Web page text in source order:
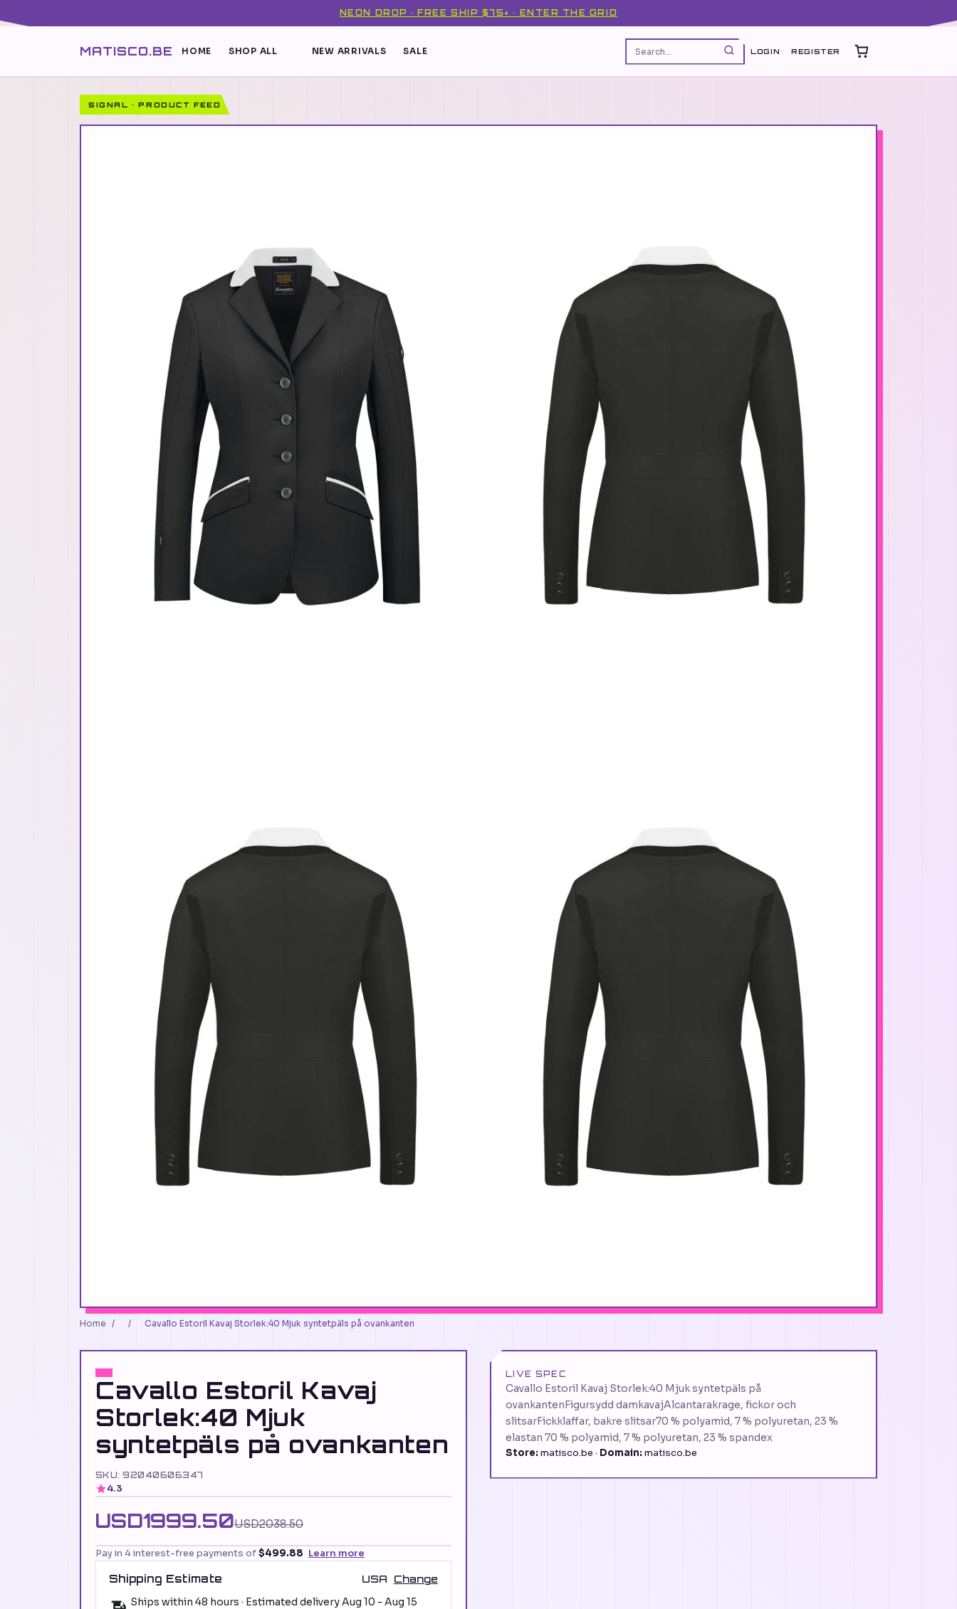
NEON DROP · FREE SHIP $75+ · ENTER THE GRID
MATISCO.BE HOME SHOP ALL NEW ARRIVALS SALE LOGIN REGISTER
SIGNAL · PRODUCT FEED
Home / / Cavallo Estoril Kavaj Storlek:40 Mjuk syntetpäls på ovankanten
Cavallo Estoril Kavaj
Storlek:40 Mjuk
syntetpäls på ovankanten
SKU: 92040606347
4.3
USD1999.50USD2038.50
Pay in 4 interest-free payments of$499.88 Learn more
Shipping Estimate USA Change
Ships within 48 hours · Estimated deliveryAug 10 - Aug 15
LIVE SPEC
Cavallo Estoril Kavaj Storlek:40 Mjuk syntetpäls på
ovankantenFigursydd damkavajAlcantarakrage, fickor och
slitsarFickklaffar, bakre slitsar70 % polyamid, 7 % polyuretan, 23 %
elastan 70 % polyamid, 7 % polyuretan, 23 % spandex
Store: matisco.be · Domain: matisco.be